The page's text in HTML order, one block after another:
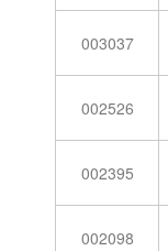
003037
002526
002395
002098